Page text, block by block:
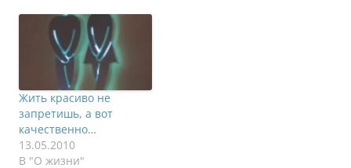
Другой я. Vir – Virtual,
Vit – Vitaly. Этот
несложный ник был
придуман в моем 5-6
классах. Сам себе же и
придумал, когда
впервые папа научил
меня включать модем
Discovery…
Жить красиво не
запретишь, а вот
качественно…
13.05.2010
В "О жизни"